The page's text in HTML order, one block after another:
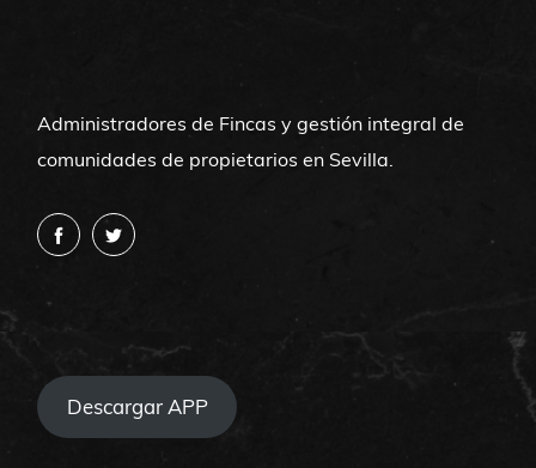
Administradores de Fincas y gestión integral de
comunidades de propietarios en Sevilla.
Descargar APP